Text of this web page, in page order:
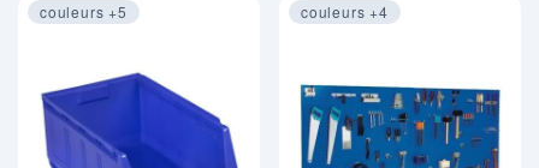
couleurs +5 couleurs +4